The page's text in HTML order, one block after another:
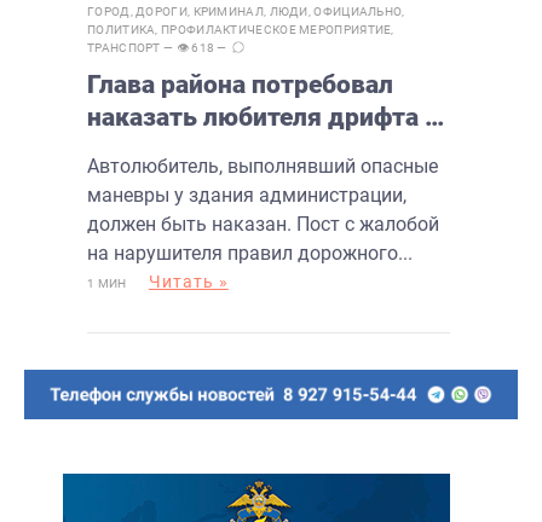
ГОРОД
ДОРОГИ, КРИМИНАЛ ЛЮДИ ,ОФИЦИАЛЬНО
ПОЛИТИКА
ПРОФИЛАКТИЧЕСКОЕ МЕРОПРИЯТИЕ
ТРАНСПОРТ — 👁 618 —
Глава района потребовал
наказать любителя дрифта у
Автолюбитель, выполнявший опасные
маневры у здания администрации,
должен быть наказан. Пост с жалобой
на нарушителя правил дорожного...
1 МИН Читать »